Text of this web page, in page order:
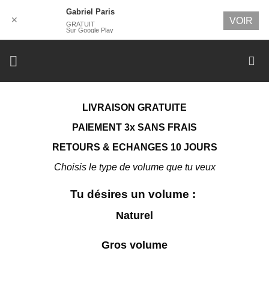
LIVRAISON GRATUITE
PAIEMENT 3x SANS FRAIS
RETOURS & ECHANGES 10 JOURS
Choisis le type de volume que tu veux
Tu désires un volume :
Naturel
Gros volume
✕
Gabriel Paris
GRATUIT
Sur Google Play
VOIR